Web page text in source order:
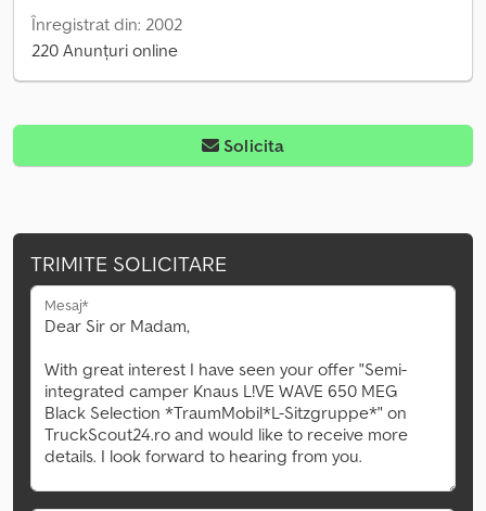
Înregistrat din: 2002
220 Anunțuri online
Solicita
TRIMITE SOLICITARE
Mesaj*